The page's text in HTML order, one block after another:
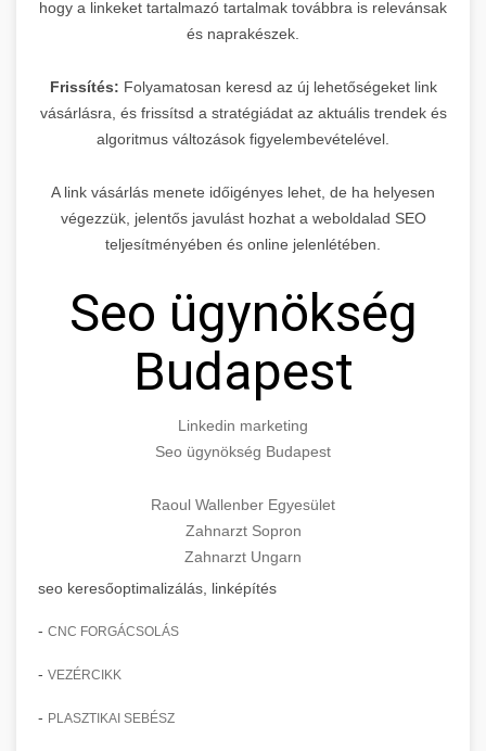
hogy a linkeket tartalmazó tartalmak továbbra is relevánsak
és naprakészek.
Frissítés: Folyamatosan keresd az új lehetőségeket link
vásárlásra, és frissítsd a stratégiádat az aktuális trendek és
algoritmus változások figyelembevételével.
A link vásárlás menete időigényes lehet, de ha helyesen
végezzük, jelentős javulást hozhat a weboldalad SEO
teljesítményében és online jelenlétében.
Seo ügynökség
Budapest
Linkedin marketing
Seo ügynökség Budapest
Raoul Wallenber Egyesület
Zahnarzt Sopron
Zahnarzt Ungarn
seo keresőoptimalizálás, linképítés
- CNC FORGÁCSOLÁS
- VEZÉRCIKK
- PLASZTIKAI SEBÉSZ